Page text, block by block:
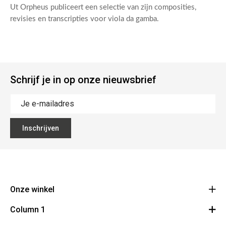
Ut Orpheus publiceert een selectie van zijn composities,
revisies en transcripties voor viola da gamba.
Schrijf je in op onze nieuwsbrief
Inschrijven
Onze winkel
Mallebergplaats 13 - 8000 Brugge
Column 1